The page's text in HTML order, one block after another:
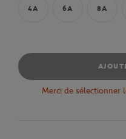
4A 6A 8A
Merci de sélectionner